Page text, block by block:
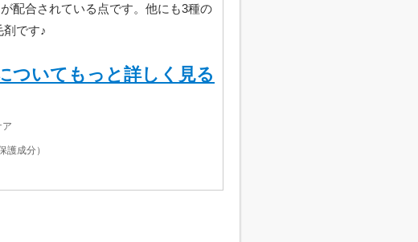
が配合されている点です。他にも3種の
です♪
ついてもっと詳しく見る
成分）